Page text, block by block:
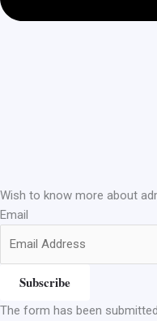
Wish to know more about
Email
Subscribe
The form has been